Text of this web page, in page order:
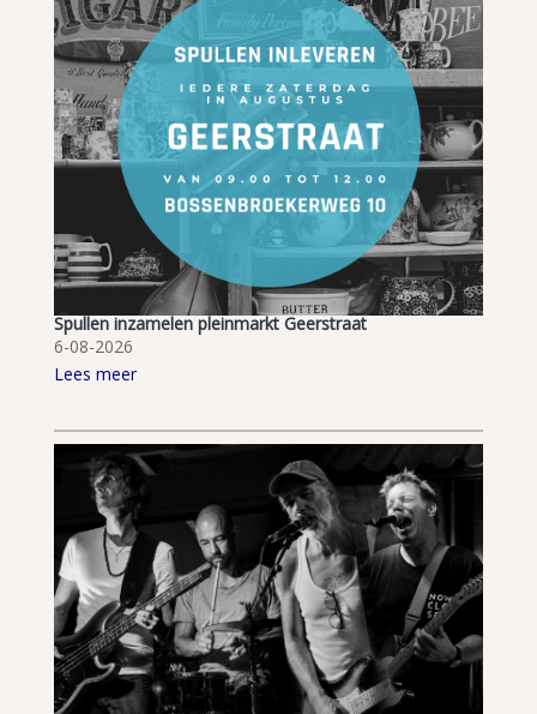
Spullen inzamelen pleinmarkt Geerstraat
6-08-2026
Lees meer